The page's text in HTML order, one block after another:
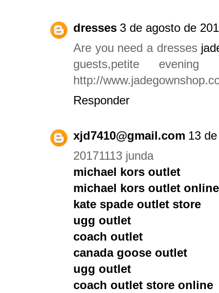
dresses 3 de agosto de
Are you need a dresses
guests,petite
http://
Responder
xjd7410@gmail.com 13
20171113 junda
michael kors outlet
michael kors outlet online
kate spade outlet store
ugg outlet
coach outlet
canada goose outlet
ugg outlet
coach outlet store online